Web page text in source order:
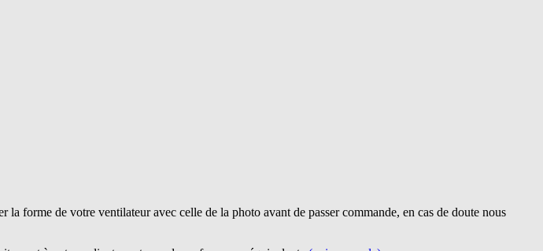
forme de votre ventilateur avec celle de la photo avant de passer commande, en cas de doute nous